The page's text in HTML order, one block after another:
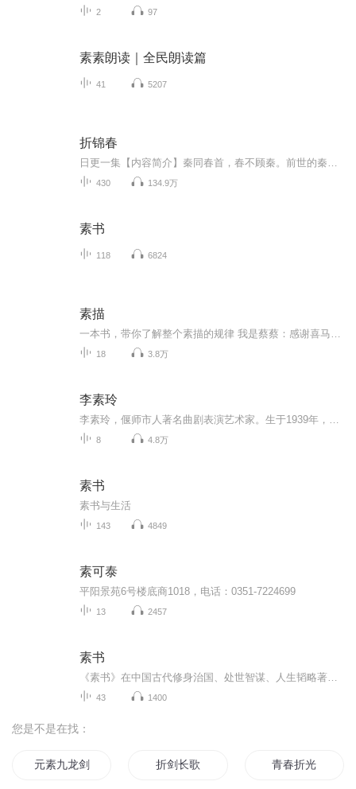
2 97
素素朗读｜全民朗读篇
41 5207
折锦春
430 134.9万
素书
118 6824
素描
18 3.8万
李素玲
8 4.8万
素书
素书与生活
143 4849
素可泰
平阳景苑6号楼底商1018，电话：0351-7224699
13 2457
素书
43 1400
您是不是在找：
元素九龙剑 折剑长歌 青春折光